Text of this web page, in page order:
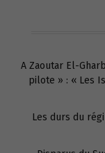
A Zaoutar El-
pilote » : « Les
Les durs du